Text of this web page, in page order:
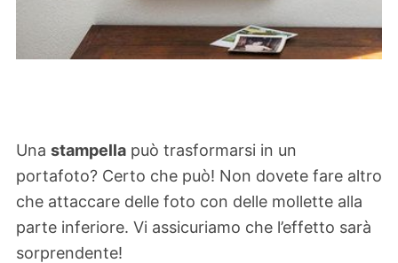
Una stampella può trasformarsi in un
portafoto? Certo che può! Non dovete fare altro
che attaccare delle foto con delle mollette alla
parte inferiore. Vi assicuriamo che l’effetto sarà
sorprendente!